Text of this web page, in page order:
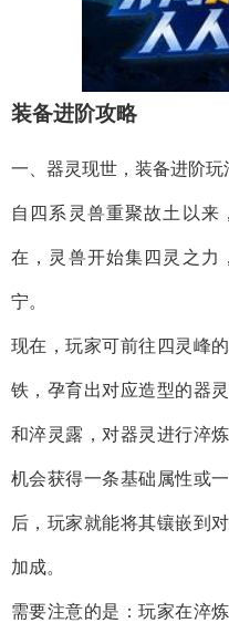
装备进阶攻略
一、器灵现世，装备进阶玩
自四系灵兽重聚故土以来
在，灵兽开始集四灵之力
宁。
现在，玩家可前往四灵峰
铁，孕育出对应造型的器
和淬灵露，对器灵进行淬
机会获得一条基础属性或
后，玩家就能将其镶嵌到
加成。
需要注意的是：玩家在淬